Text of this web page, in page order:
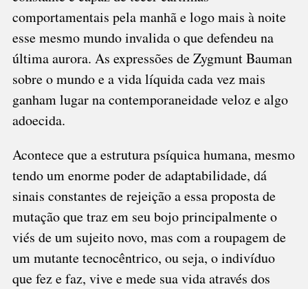
comportamentais pela manhã e logo mais à noite
esse mesmo mundo invalida o que defendeu na
última aurora. As expressões de Zygmunt Bauman
sobre o mundo e a vida líquida cada vez mais
ganham lugar na contemporaneidade veloz e algo
adoecida.
Acontece que a estrutura psíquica humana, mesmo
tendo um enorme poder de adaptabilidade, dá
sinais constantes de rejeição a essa proposta de
mutação que traz em seu bojo principalmente o
viés de um sujeito novo, mas com a roupagem de
um mutante tecnocêntrico, ou seja, o indivíduo
que fez e faz, vive e mede sua vida através dos